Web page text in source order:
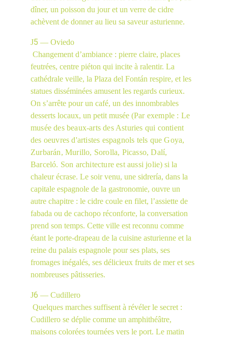
dîner, un poisson du jour et un verre de cidre
achèvent de donner au lieu sa saveur asturienne.
J5 — Oviedo
feutrées, centre piéton qui incite à ralentir. La
cathédrale veille, la Plaza del Fontán respire, et les
statues disséminées amusent les regards curieux.
On s’arrête pour un café, un des innombrables
desserts locaux, un petit musée (Par exemple : Le
musée des beaux-arts des Asturies qui contient
des oeuvres d'artistes espagnols tels que Goya,
Zurbarán, Murillo, Sorolla, Picasso, Dalí,
Barceló. Son architecture est aussi jolie) si la
chaleur écrase. Le soir venu, une sidrería, dans la
capitale espagnole de la gastronomie, ouvre un
autre chapitre : le cidre coule en filet, l’assiette de
fabada ou de cachopo réconforte, la conversation
prend son temps. Cette ville est reconnu comme
étant le porte-drapeau de la cuisine asturienne et la
reine du palais espagnole pour ses plats, ses
fromages inégalés, ses délicieux fruits de mer et ses
nombreuses pâtisseries.
J6 — Cudillero
Cudillero se déplie comme un amphithéâtre,
maisons colorées tournées vers le port. Le matin